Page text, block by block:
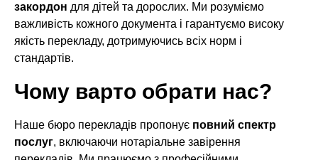
закордон для дітей та дорослих. Ми розуміємо
важливість кожного документа і гарантуємо високу
якість перекладу, дотримуючись всіх норм і
стандартів.
Чому варто обрати нас?
Наше бюро перекладів пропонує повний спектр
послуг, включаючи нотаріальне завірення